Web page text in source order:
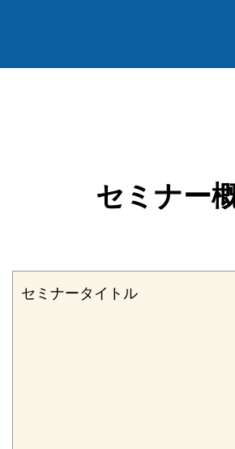
セミナー
セミナータイトル